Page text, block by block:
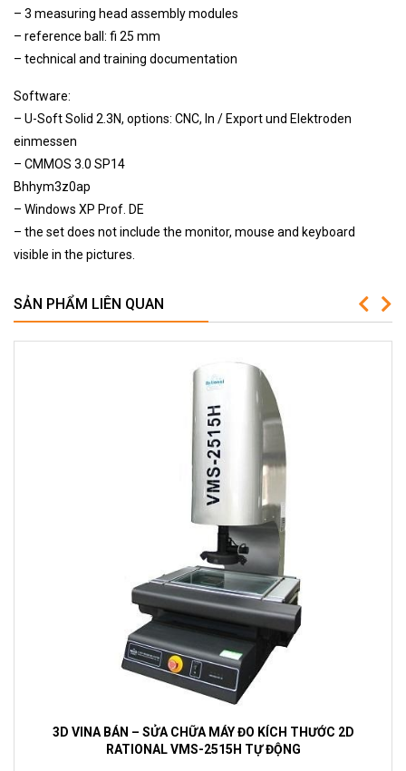
– 3 measuring head assembly modules
– reference ball: fi 25 mm
– technical and training documentation
Software:
– U-Soft Solid 2.3N, options: CNC, In / Export und Elektroden
einmessen
– CMMOS 3.0 SP14
Bhhym3z0ap
– Windows XP Prof. DE
– the set does not include the monitor, mouse and keyboard
visible in the pictures.
SẢN PHẨM LIÊN QUAN
3D VINA BÁN – SỬA CHỮA MÁY ĐO KÍCH THƯỚC 2D
RATIONAL VMS-2515H TỰ ĐỘNG